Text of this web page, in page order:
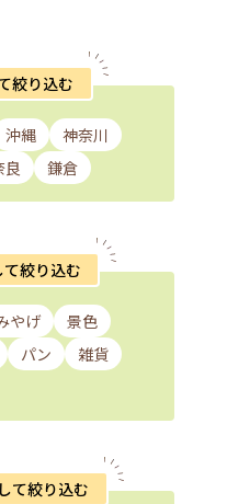
絞り込む
沖縄
神奈川
良 鎌倉
絞り込む
やげ
景色
パン
雑貨
て絞り込む